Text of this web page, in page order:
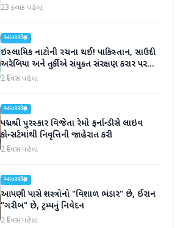
23 કલાક પહેલા
આંતરરાષ્ટ્રીય
ઇસ્લામિક નાટોની રચના થઈ! પાકિસ્તાન, સાઉદી
અરેબિયા અને તુર્કીએ સંયુક્ત સંરક્ષણ કરાર પર
હસ્તાક્ષર
2 દિવસ પહેલા
આંતરરાષ્ટ્રીય
પદ્મશ્રી પુરસ્કાર વિજેતા રેમો ફર્નાન્ડીસે લાઇવ
કોન્સર્ટમાંથી નિવૃત્તિની જાહેરાત કરી
2 દિવસ પહેલા
આંતરરાષ્ટ્રીય
આપણી પાસે શસ્ત્રોનો "વિશાળ ભંડાર" છે, ઈરાન
"ગરીબ" છે, ટ્રમ્પનું નિવેદન
2 દિવસ પહેલા